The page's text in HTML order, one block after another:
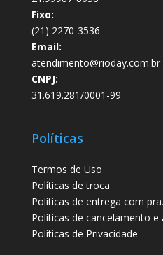
Fixo:
(21) 2270-3536
Email:
atendimento@rioday.com.br
CNPJ:
31.619.281/0001-99
Políticas
Termos de Uso
Políticas de troca
Políticas de entrega com
Políticas de cancelamento
Políticas de Privacidade